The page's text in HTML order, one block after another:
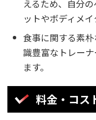
えるため、自分
ットやボディメイ
食事に関する素
識豊富なトレー
ます。
料金・コス